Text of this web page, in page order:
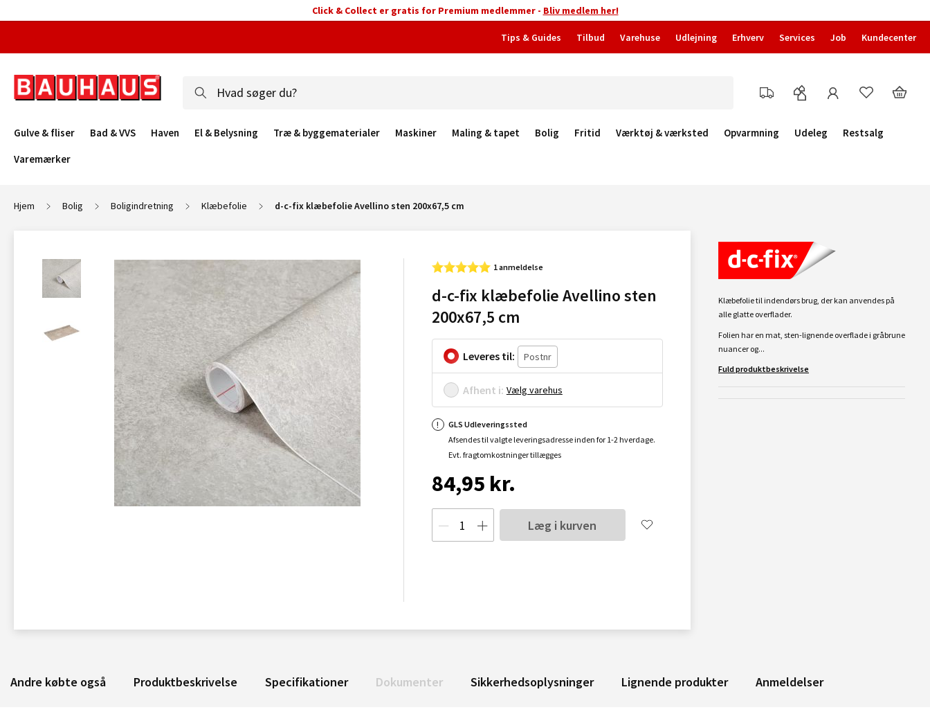
Click & Collect er gratis for Premium medlemmer - Bliv medlem her!
Tips & Guides Tilbud Varehuse Udlejning Erhverv Services Job Kundecenter
Gulve & fliser Bad & VVS Haven El & Belysning Træ & byggematerialer Maskiner Maling & tapet Bolig Fritid Værktøj & værksted Opvarmning Udeleg
Restsalg
Varemærker
Hjem Bolig Boligindretning Klæbefolie d-c-fix klæbefolie Avellino sten 200x67,5 cm
1 anmeldelse
d-c-fix klæbefolie Avellino sten
200x67,5 cm
Leveres til:
Afhent i: Vælg varehus
GLS Udleveringssted
Afsendes til valgte leveringsadresse inden for 1-2 hverdage.
Evt. fragtomkostninger tillægges
84,95 kr.
Læg i kurven
Klæbefolie til indendørs brug, der kan anvendes på
alle glatte overflader.
Folien har en mat, sten-lignende overflade i gråbrune
nuancer og...
Fuld produktbeskrivelse
Andre købte også Produktbeskrivelse Specifikationer Dokumenter Sikkerhedsoplysninger Lignende produkter Anmeldelser